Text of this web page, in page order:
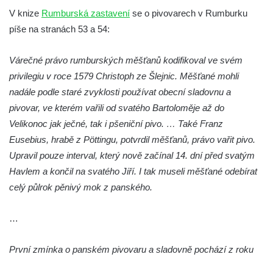
V knize Rumburská zastavení se o pivovarech v Rumburku
píše na stranách 53 a 54:
Várečné právo rumburských měšťanů kodifikoval ve svém
privilegiu v roce 1579 Christoph ze Šlejnic. Měšťané mohli
nadále podle staré zvyklosti používat obecní sladovnu a
pivovar, ve kterém vařili od svatého Bartoloměje až do
Velikonoc jak ječné, tak i pšeniční pivo. … Také Franz
Eusebius, hrabě z Pöttingu, potvrdil měšťanů, právo vařit pivo.
Upravil pouze interval, který nově začínal 14. dní před svatým
Havlem a končil na svatého Jiří. I tak museli měšťané odebírat
celý půlrok pěnivý mok z panského.
…
První zmínka o panském pivovaru a sladovně pochází z roku